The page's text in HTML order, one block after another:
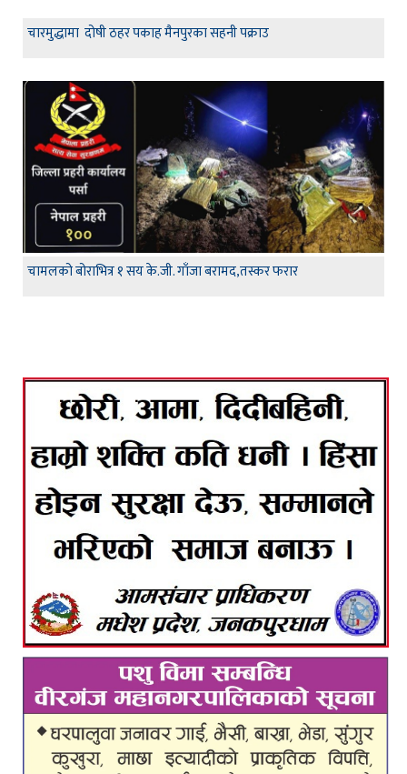
चारमुद्धामा दोषी ठहर पकाह मैनपुरका सहनी पक्राउ
चामलको बोराभित्र १ सय के.जी. गाँजा बरामद,तस्कर फरार